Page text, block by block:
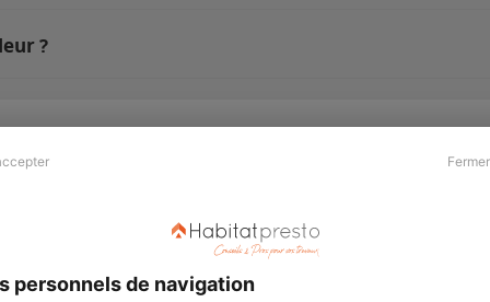
personnels de navigation
?
Revue de presse